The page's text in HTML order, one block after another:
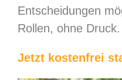
Entscheidungen
Rollen, ohne Druck.
Jetzt kostenfrei